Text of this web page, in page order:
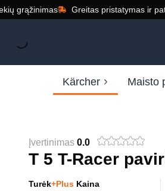
grąžinimas Greitas pristatymas ir
Kärcher Maisto
Įvertinimas 0.0
T 5 T-Racer
Turėk+PlusKaina